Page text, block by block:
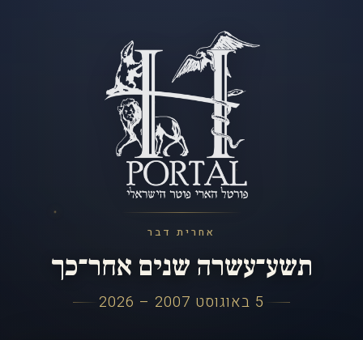
אחרית דבר
תשע־עשרה שנים אחר־כך
5 באוגוסט 2007 – 2026